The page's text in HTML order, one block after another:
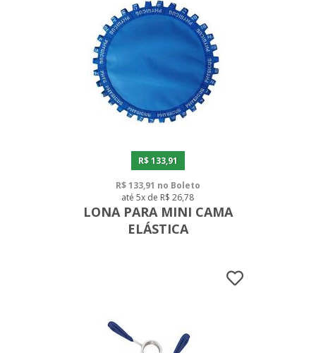
R$ 133,91
R$ 133,91 no Boleto
até 5x de R$ 26,78
LONA PARA MINI CAMA
ELÁSTICA